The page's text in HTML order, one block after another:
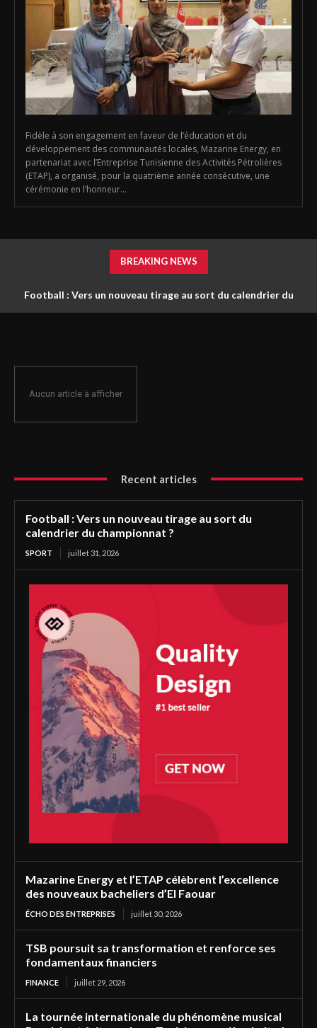
Fidèle à son engagement en faveur de l’éducation et du
développement des communautés locales, Mazarine Energy, en
partenariat avec l’Entreprise Tunisienne des Activités Pétrolières
(ETAP), a organisé, pour la quatrième année consécutive, une
cérémonie en l’honneur...
BREAKING NEWS
Football : Vers un nouveau tirage au sort du calendrier du
Aucun article à afficher
Recent articles
Football : Vers un nouveau tirage au sort du
calendrier du championnat ?
SPORT juillet 31, 2026
Mazarine Energy et l’ETAP célèbrent l’excellence
des nouveaux bacheliers d’El Faouar
ÉCHO DES ENTREPRISES juillet 30, 2026
TSB poursuit sa transformation et renforce ses
fondamentaux financiers
FINANCE juillet 29, 2026
La tournée internationale du phénomène musical